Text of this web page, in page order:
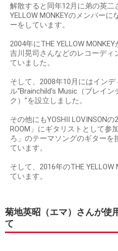
解散すると同年12月に弟の英二
YELLOW MONKEYのメンバー
ーをしています。
2004年にTHE YELLOW
吉川晃司さんなどのレコーディ
ていました。
そして、2008年10月にはイン
ル“Brainchild’s Music（ブレイ
ク）”を設立しました。
その他にもYOSHII LOVINSON
ROOM」にギタリストとして参
ろ」のテーマソングのギターを
ています。
そして、2016年のTHE
ています。
菊地英昭（エマ）さんが使
て